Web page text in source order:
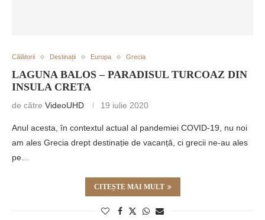
Călătorii Destinații Europa Grecia
LAGUNA BALOS – PARADISUL TURCOAZ DIN
INSULA CRETA
de către VideoUHD 19 iulie 2020
Anul acesta, în contextul actual al pandemiei COVID-19, nu noi
am ales Grecia drept destinație de vacanță, ci grecii ne-au ales
pe…
CITEȘTE MAI MULT